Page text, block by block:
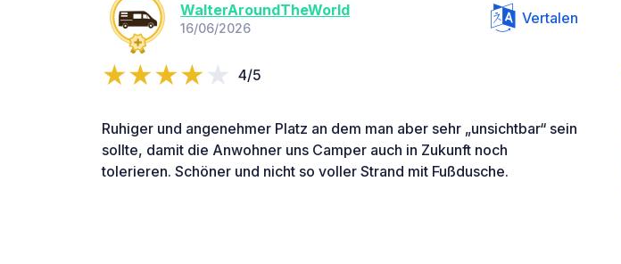
WalterAroundTheWorld
16/06/2026
Vertalen
4/5
Ruhiger und angenehmer Platz an dem man aber sehr „unsichtbar“ sein
sollte, damit die Anwohner uns Camper auch in Zukunft noch
tolerieren. Schöner und nicht so voller Strand mit Fußdusche.